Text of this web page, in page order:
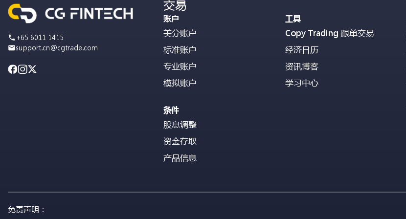
+65 6011 1415
support.cn@cgtrade.com
交易
账户
美分账户
标准账户
专业账户
模拟账户
条件
股息调整
资金存取
产品信息
工具
Copy Trading 跟单交易
经济日历
资讯博客
学习中心
免责声明：